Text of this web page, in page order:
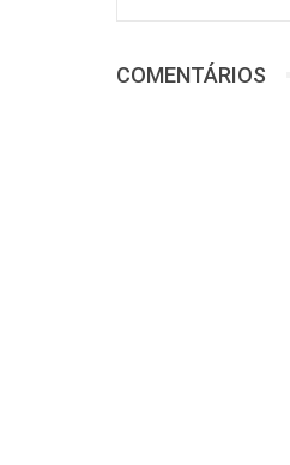
COMENTÁRIOS